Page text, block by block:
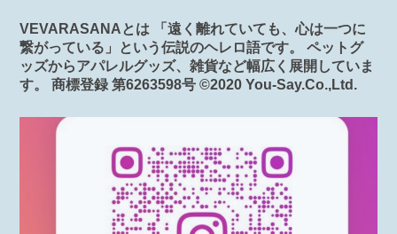
VEVARASANAとは 「遠く離れていても、心は一つに
繋がっている」という伝説のヘレロ語です。 ペットグ
ッズからアパレルグッズ、雑貨など幅広く展開していま
す。 商標登録 第6263598号 ©️2020 You-Say.Co.,Ltd.